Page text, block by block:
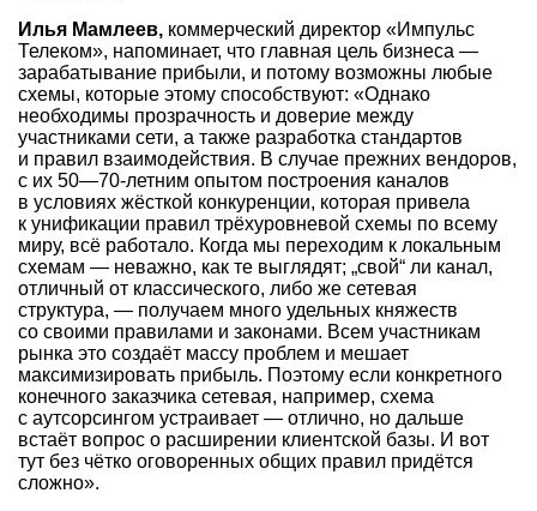
Илья Мамлеев, коммерческий директор «Импульс
Телеком», напоминает, что главная цель бизнеса —
зарабатывание прибыли, и потому возможны любые
схемы, которые этому способствуют: «Однако
необходимы прозрачность и доверие между
участниками сети, а также разработка стандартов
и правил взаимодействия. В случае прежних вендоров,
с их 50—70-летним опытом построения каналов
в условиях жёсткой конкуренции, которая привела
к унификации правил трёхуровневой схемы по всему
миру, всё работало. Когда мы переходим к локальным
схемам — неважно, как те выглядят; „свой“ ли канал,
отличный от классического, либо же сетевая
структура, — получаем много удельных княжеств
со своими правилами и законами. Всем участникам
рынка это создаёт массу проблем и мешает
максимизировать прибыль. Поэтому если конкретного
конечного заказчика сетевая, например, схема
с аутсорсингом устраивает — отлично, но дальше
встаёт вопрос о расширении клиентской базы. И вот
тут без чётко оговоренных общих правил придётся
сложно».